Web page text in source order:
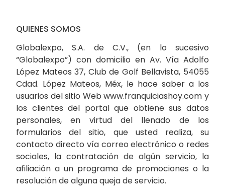
QUIENES SOMOS
Globalexpo, S.A. de C.V., (en lo sucesivo
“Globalexpo”) con domicilio en Av. Vía Adolfo
López Mateos 37, Club de Golf Bellavista, 54055
Cdad. López Mateos, Méx, le hace saber a los
usuarios del sitio Web www.franquiciashoy.com y
los clientes del portal que obtiene sus datos
personales, en virtud del llenado de los
formularios del sitio, que usted realiza, su
contacto directo vía correo electrónico o redes
sociales, la contratación de algún servicio, la
afiliación a un programa de promociones o la
resolución de alguna queja de servicio.